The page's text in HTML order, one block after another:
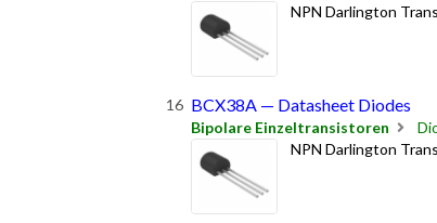
NPN Darlington
BCX38A — Datasheet Diodes
Bipolare Einzeltransistoren
NPN Darlington